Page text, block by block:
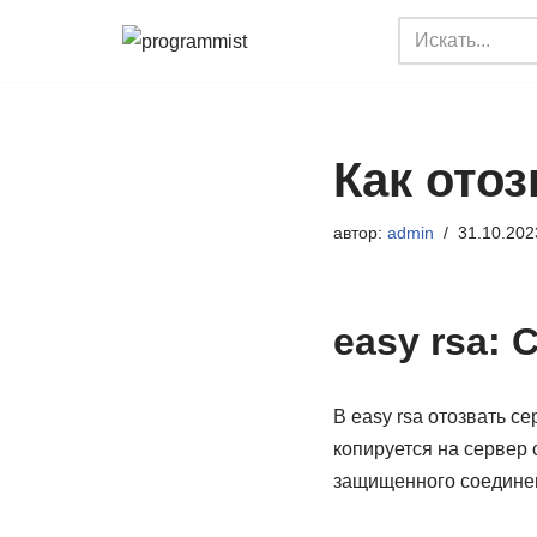
Как
автор: admin
easy rsa:
В easy rsa отозвать
копируется на
защищенного